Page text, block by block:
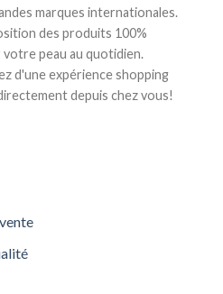
marques internationales.
des produits 100%
peau au quotidien.
d'une expérience shopping
depuis chez vous!